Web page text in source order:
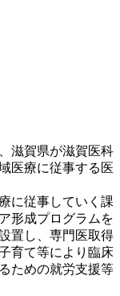
滋賀県が滋賀医科
医療に従事する医
に従事していく課
形成プログラムを
置し、専門医取得
育て等により臨床
ための就労支援等